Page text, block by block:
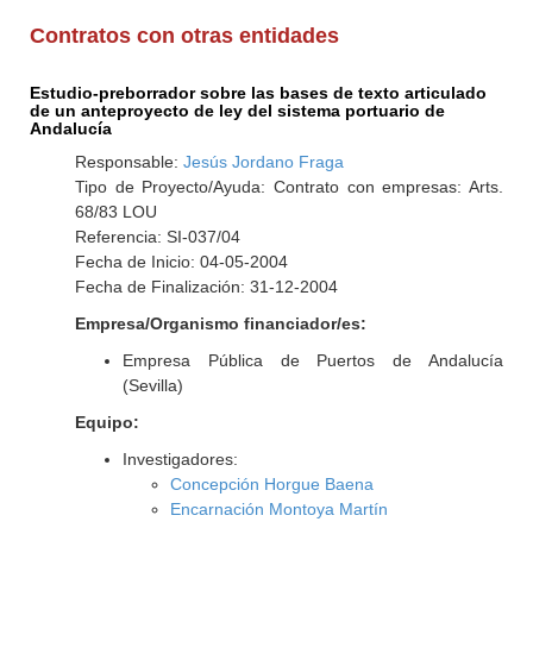
Contratos con otras entidades
Estudio-preborrador sobre las bases de texto articulado
de un anteproyecto de ley del sistema portuario de
Andalucía
Responsable: Jesús Jordano Fraga
Tipo de Proyecto/Ayuda: Contrato con empresas: Arts.
68/83 LOU
Referencia: SI-037/04
Fecha de Inicio: 04-05-2004
Fecha de Finalización: 31-12-2004
Empresa/Organismo financiador/es:
Empresa Pública de Puertos de Andalucía
(Sevilla)
Equipo:
Investigadores:
Concepción Horgue Baena
Encarnación Montoya Martín